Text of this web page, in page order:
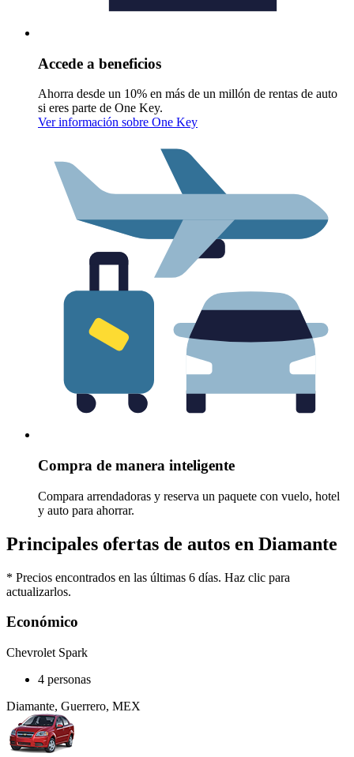
Accede a beneficios
Ahorra desde un 10% en más de un millón de rentas de auto
si eres parte de One Key.
Ver información sobre One Key
Compra de manera inteligente
Compara arrendadoras y reserva un paquete con vuelo, hotel
y auto para ahorrar.
Principales ofertas de autos en Diamante
* Precios encontrados en las últimas 6 días. Haz clic para
actualizarlos.
Económico
Chevrolet Spark
4 personas
Diamante, Guerrero, MEX